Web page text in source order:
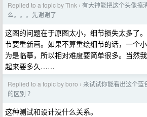
Replied to a topic by Tink › 有大神能把这个头像搞
么。。。先谢谢了
这图的问题在于原图太小，细节损失太多了
节要重新画。如果不算重绘细节的话，一个
为是临摹，所以相对难度要简单很多。当然
起来要多久……
Replied to a topic by boro › 来试试你能看出这个蓝
的区别 ？
这种测试和设计没什么关系。